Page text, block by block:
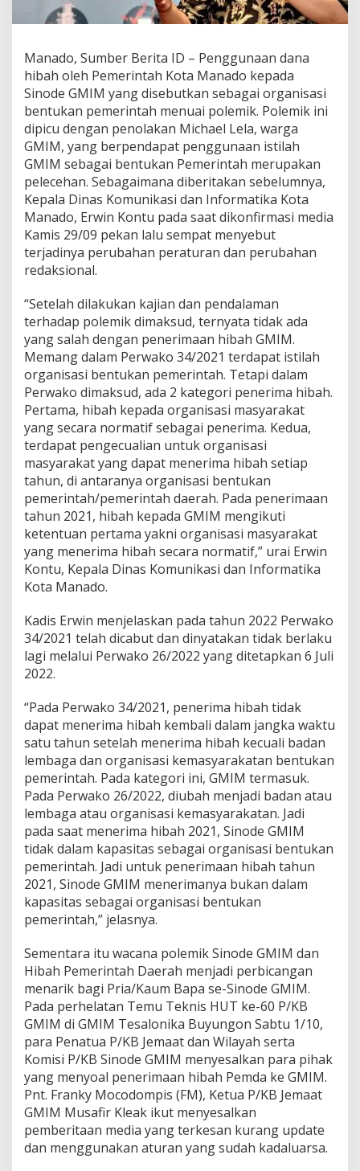
c
a
a
M
e
n
g
e
a
i
P
o
l
e
m
i
M
M
B
e
n
t
u
k
a
n
P
e
m
e
r
i
t
a
Manado, Sumber Berita ID – Penggunaan dana
hibah oleh Pemerintah Kota Manado kepada
Sinode GMIM yang disebutkan sebagai organisasi
bentukan pemerintah menuai polemik. Polemik ini
dipicu dengan penolakan Michael Lela, warga
GMIM, yang berpendapat penggunaan istilah
GMIM sebagai bentukan Pemerintah merupakan
pelecehan. Sebagaimana diberitakan sebelumnya,
Kepala Dinas Komunikasi dan Informatika Kota
Manado, Erwin Kontu pada saat dikonfirmasi media
Kamis 29/09 pekan lalu sempat menyebut
terjadinya perubahan peraturan dan perubahan
redaksional.
“Setelah dilakukan kajian dan pendalaman
terhadap polemik dimaksud, ternyata tidak ada
yang salah dengan penerimaan hibah GMIM.
Memang dalam Perwako 34/2021 terdapat istilah
organisasi bentukan pemerintah. Tetapi dalam
Perwako dimaksud, ada 2 kategori penerima hibah.
Pertama, hibah kepada organisasi masyarakat
yang secara normatif sebagai penerima. Kedua,
terdapat pengecualian untuk organisasi
masyarakat yang dapat menerima hibah setiap
tahun, di antaranya organisasi bentukan
pemerintah/pemerintah daerah. Pada penerimaan
tahun 2021, hibah kepada GMIM mengikuti
ketentuan pertama yakni organisasi masyarakat
yang menerima hibah secara normatif,” urai Erwin
Kontu, Kepala Dinas Komunikasi dan Informatika
Kota Manado.
Kadis Erwin menjelaskan pada tahun 2022 Perwako
34/2021 telah dicabut dan dinyatakan tidak berlaku
lagi melalui Perwako 26/2022 yang ditetapkan 6 Juli
2022.
“Pada Perwako 34/2021, penerima hibah tidak
dapat menerima hibah kembali dalam jangka waktu
satu tahun setelah menerima hibah kecuali badan
lembaga dan organisasi kemasyarakatan bentukan
pemerintah. Pada kategori ini, GMIM termasuk.
Pada Perwako 26/2022, diubah menjadi badan atau
lembaga atau organisasi kemasyarakatan. Jadi
pada saat menerima hibah 2021, Sinode GMIM
tidak dalam kapasitas sebagai organisasi bentukan
pemerintah. Jadi untuk penerimaan hibah tahun
2021, Sinode GMIM menerimanya bukan dalam
kapasitas sebagai organisasi bentukan
pemerintah,” jelasnya.
Sementara itu wacana polemik Sinode GMIM dan
Hibah Pemerintah Daerah menjadi perbicangan
menarik bagi Pria/Kaum Bapa se-Sinode GMIM.
Pada perhelatan Temu Teknis HUT ke-60 P/KB
GMIM di GMIM Tesalonika Buyungon Sabtu 1/10,
para Penatua P/KB Jemaat dan Wilayah serta
Komisi P/KB Sinode GMIM menyesalkan para pihak
yang menyoal penerimaan hibah Pemda ke GMIM.
Pnt. Franky Mocodompis (FM), Ketua P/KB Jemaat
GMIM Musafir Kleak ikut menyesalkan
pemberitaan media yang terkesan kurang update
dan menggunakan aturan yang sudah kadaluarsa.